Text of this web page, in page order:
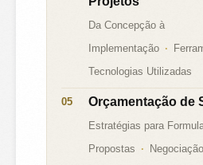
Da Concepção à
Implementação
Tecnologias Utilizadas
Orçamentação de
Estratégias para
Propostas